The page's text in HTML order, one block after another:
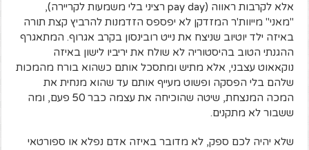
אלא לקרבות ראווה (pay day רציני בלי משמעות לקריירה),
"מאני" מייוות'ר המזדקן לא יפספס הזדמנות להרביץ קצת תורה
באיזה ילד יוטיוב שניצח את נייט רובינסון בקרב אגרוף. המתאגרף
ההגנתי הטוב בהיסטוריה לא שולח את יריביו לישון באיזה
נוקאאוט עצבני, אלא מתיש ומתסכל אותם כשהוא בורח מהמכות
שלהם בלי הפסקה ופשוט מעייף אותם עד שהוא מנחית את
המכה המנצחת, שיטה שהוכיחה את עצמה כבר 50 פעם, ומה
ששבור לא מתקנים.
שלא יהיה לכם ספק, לא מדובר באיזה אדם נפלא או ספורטאי